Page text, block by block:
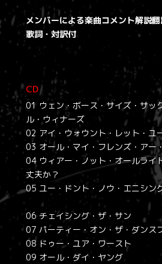
メンバーによる楽曲コメント解説
歌詞・対訳付
CD
01 ウェン・ボース・サイズ・サッ
ル・ウィナーズ
02 アイ・ウォウント・レット・
03 オール・マイ・フレンズ・ア
04 ウィアー・ノット・オールライ
丈夫か？
05 ユー・ドント・ノウ・エニシン
06 チェイシング・ザ・サン
07 パーティー・オン・ザ・ダンス
08 ドゥー・ユア・ワースト
09 オール・ダイ・ヤング